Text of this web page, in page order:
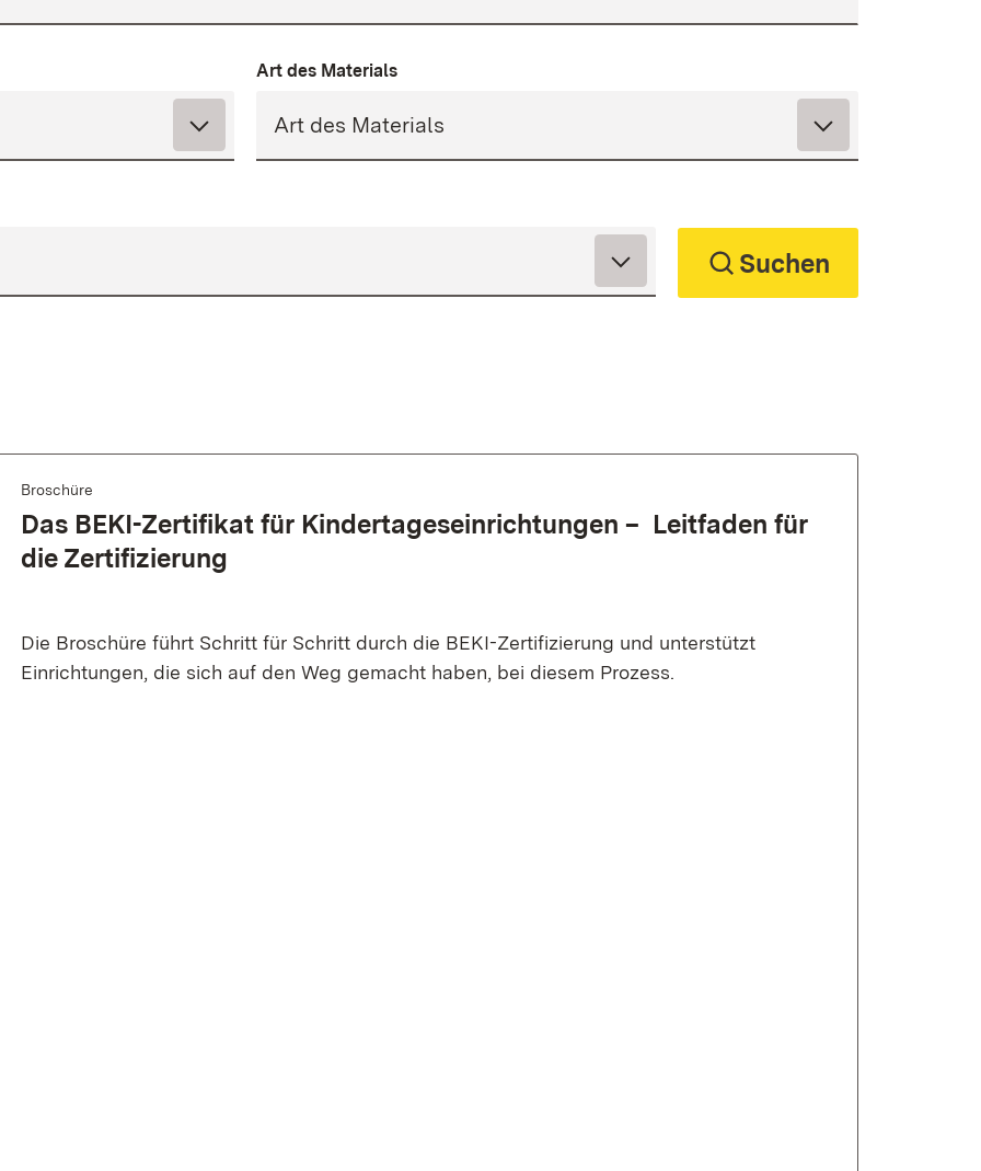
Art des Materials
Suchen
Broschüre
Das BEKI-Zertifikat für Kindertageseinrichtungen – Leitfaden für
die Zertifizierung
Die Broschüre führt Schritt für Schritt durch die BEKI-Zertifizierung und unterstützt
Einrichtungen, die sich auf den Weg gemacht haben, bei diesem Prozess.